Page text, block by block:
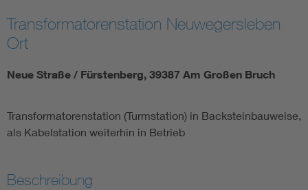
Transformatorenstation Neuwegersleben
Ort
Neue Straße / Fürstenberg, 39387 Am Großen Bruch
Transformatorenstation (Turmstation) in Backsteinbauweise,
als Kabelstation weiterhin in Betrieb
Beschreibung